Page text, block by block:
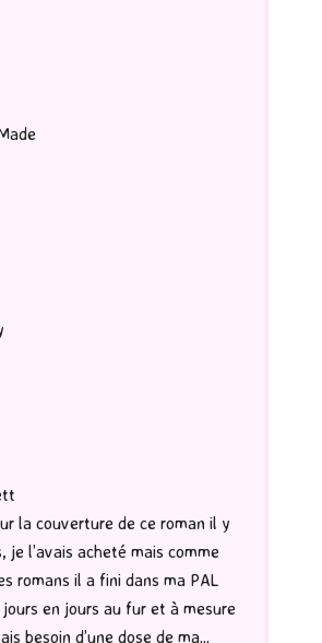
la couverture de ce roman il y
je l’avais acheté mais comme
romans il a fini dans ma PAL
jours en jours au fur et à mesure
besoin d’une dose de ma...